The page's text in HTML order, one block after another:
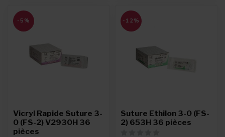
-5%
Vicryl Rapide Suture 3-
0 (FS-2) V2930H 36
pièces
-12%
Suture Ethilon 3-0 (FS-
2) 653H 36 pièces